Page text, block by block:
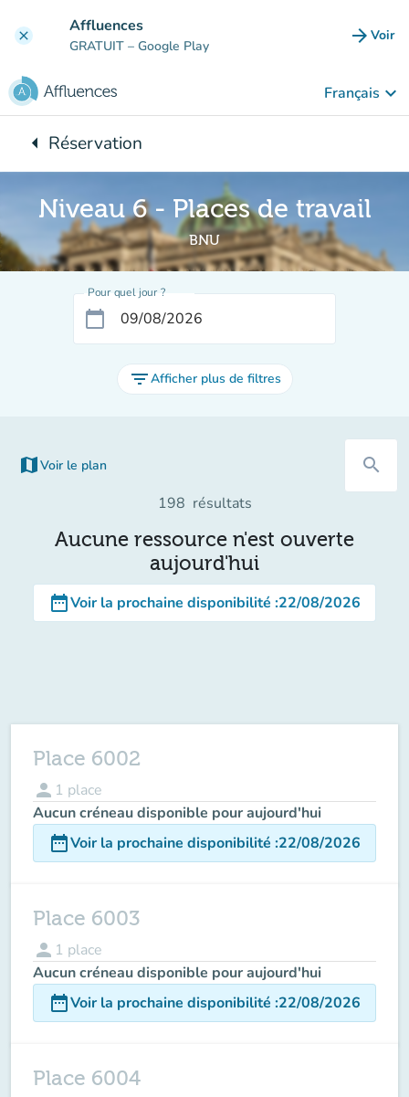
clear Affluences
GRATUIT – Google Play arrow_forward Voir
Français keyboard_arrow_down
arrow_leftRetour à :
Réservation
Niveau 6 - Places de travail
BNU
Pour quel jour ?
calendar_today
filter_listAfficher plus de filtres
map Voir le plan
(nouvel onglet) search
198 résultats
Aucune ressource n'est ouverte
aujourd'hui
date_rangeVoir la prochaine disponibilité :22/08/2026
Place 6002
person 1 place
Aucun créneau disponible pour aujourd'hui
date_rangeVoir la prochaine disponibilité :22/08/2026
Place 6003
person 1 place
Aucun créneau disponible pour aujourd'hui
date_rangeVoir la prochaine disponibilité :22/08/2026
Place 6004